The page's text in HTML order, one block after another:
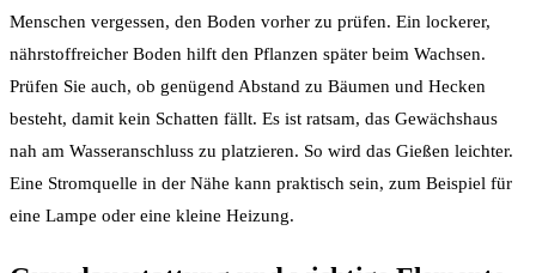
Menschen vergessen, den Boden vorher zu prüfen. Ein lockerer,
nährstoffreicher Boden hilft den Pflanzen später beim Wachsen.
Prüfen Sie auch, ob genügend Abstand zu Bäumen und Hecken
besteht, damit kein Schatten fällt. Es ist ratsam, das Gewächshaus
nah am Wasseranschluss zu platzieren. So wird das Gießen leichter.
Eine Stromquelle in der Nähe kann praktisch sein, zum Beispiel für
eine Lampe oder eine kleine Heizung.